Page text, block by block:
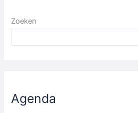
Zoeken
Agenda